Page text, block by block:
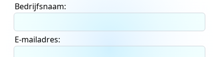
Bedrijfsnaam:
E-mailadres: